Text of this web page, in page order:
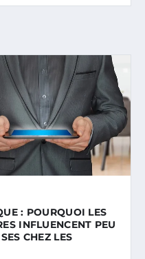
: POURQUOI LES
INFLUENCENT PEU
CHEZ LES